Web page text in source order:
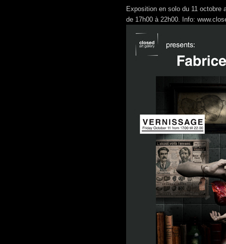
Exposition en solo du 11 octobre
de 17h00 à 22h00. Info: